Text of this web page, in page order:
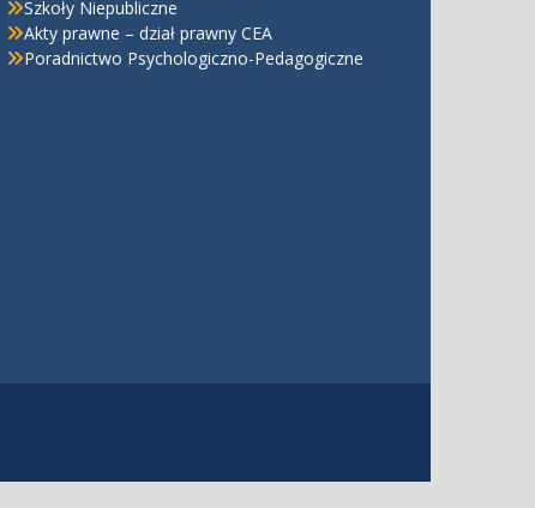
Szkoły Niepubliczne
Akty prawne – dział prawny CEA
Poradnictwo Psychologiczno-Pedagogiczne